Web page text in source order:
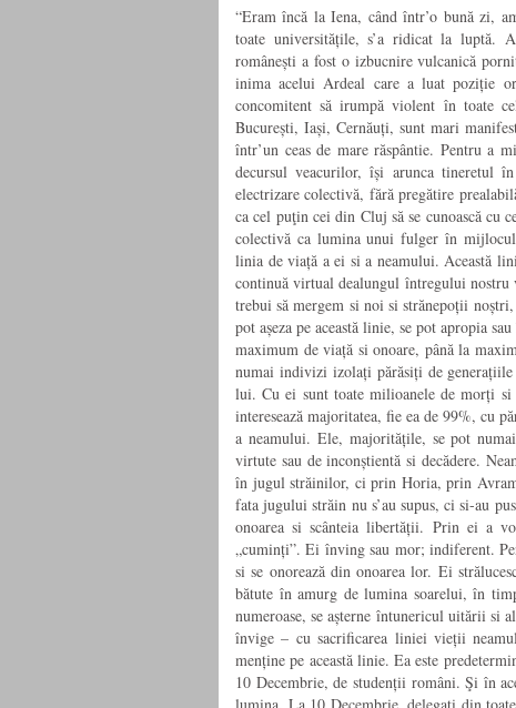
“Eram încă la Iena, când într’o bună zi,
toate universitățile, s’a ridicat la luptă.
românești a fost o izbucnire vulcanică
inima acelui Ardeal care a luat poziție
concomitent să irumpă violent în toate
București, Iași, Cernăuți, sunt mari
într’un ceas de mare răspântie. Pentru a
decursul veacurilor, își arunca tineretul
electrizare colectivă, fără pregătire
ca cel puţin cei din Cluj să se cunoască cu
colectivă ca lumina unui fulger în
linia de viață a ei si a neamului. Această
continuă virtual dealungul întregului nostru
trebui să mergem si noi si strănepoții
pot așeza pe această linie, se pot apropia
maximum de viață si onoare, până la
numai indivizi izolați părăsiți de
lui. Cu ei sunt toate milioanele de morți
interesează majoritatea, fie ea de 99%, cu
a neamului. Ele, majoritățile, se pot
virtute sau de inconștientă si decădere.
în jugul străinilor, ci prin Horia, prin
fata jugului străin nu s’au supus, ci si-au
onoarea si scânteia libertății. Prin ei a
„cuminți”. Ei înving sau mor; indiferent.
si se onorează din onoarea lor. Ei
bătute în amurg de lumina soarelui, în
numeroase, se așterne întunericul uitării si
învige – cu sacrificarea liniei vieții
menține pe această linie. Ea este
10 Decembrie, de studenții români. Şi în